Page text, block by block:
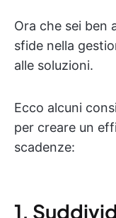
Ora che sei ben
sfide nella
alle soluzioni.
Ecco alcuni
per creare un
scadenze:
1.